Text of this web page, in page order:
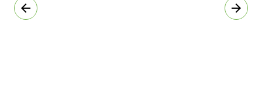
arrow_back arrow_forward